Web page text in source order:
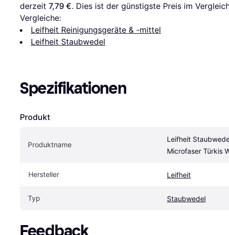
derzeit 7,79 €. Dies ist der günstigste Preis im
Vergleiche:
Leifheit Reinigungsgeräte & -mittel
Leifheit Staubwedel
Spezifikationen
Produkt
Produktname
Leifheit
Microfaser Türkis
Hersteller Leifheit
Typ Staubwedel
Feedback